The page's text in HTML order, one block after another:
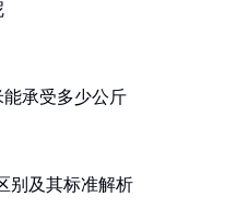
承受多少公斤
别及其标准解析